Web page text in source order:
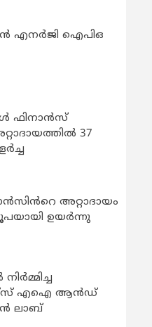
എനർജി ഐപിഒ
ഫിനാൻസ്
37
അറ്റാദായം
ഉയർന്നു
എഐ ആന്‍ഡ്
ലാബ്